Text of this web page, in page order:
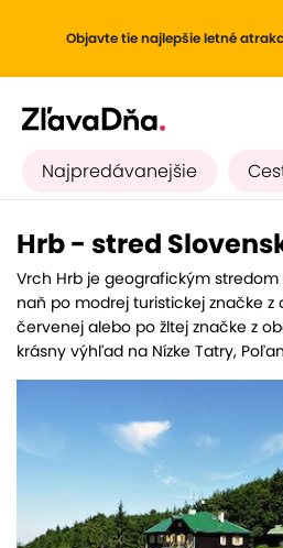
Objavte tie najlepšie letné
Najpredávanejšie
Hrb - stred
Vrch Hrb je geografickým stredom
naň po modrej turistickej značke
červenej alebo po žltej značke z
krásny výhľad na Nízke Tatry,